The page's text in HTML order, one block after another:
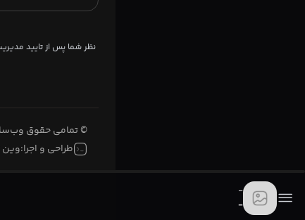
نظر شما پس از تایید
© تمامی حقوق
طراحی و اجرا:وین
-
-